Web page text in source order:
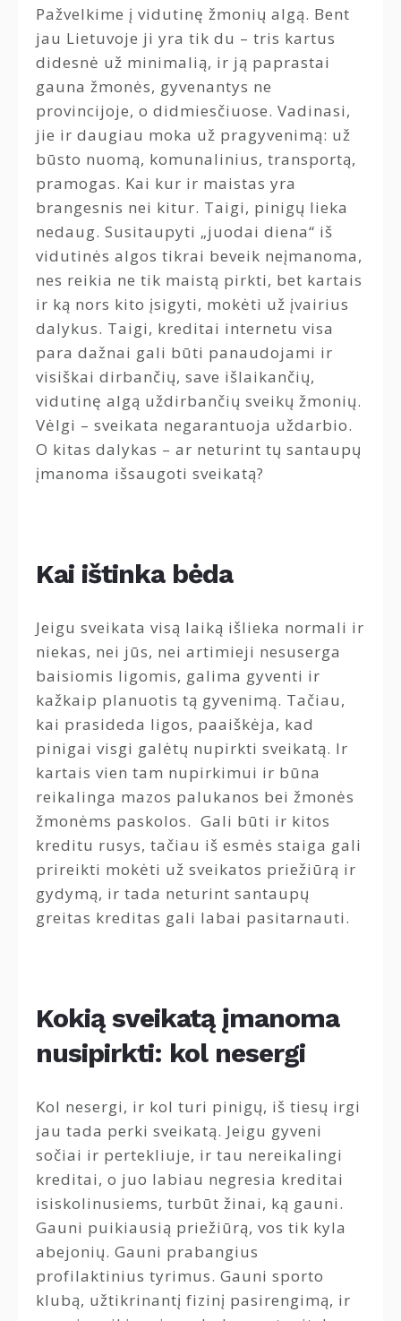
Pažvelkime į vidutinę žmonių algą. Bent
jau Lietuvoje ji yra tik du – tris kartus
didesnė už minimalią, ir ją paprastai
gauna žmonės, gyvenantys ne
provincijoje, o didmiesčiuose. Vadinasi,
jie ir daugiau moka už pragyvenimą: už
būsto nuomą, komunalinius, transportą,
pramogas. Kai kur ir maistas yra
brangesnis nei kitur. Taigi, pinigų lieka
nedaug. Susitaupyti „juodai diena“ iš
vidutinės algos tikrai beveik neįmanoma,
nes reikia ne tik maistą pirkti, bet kartais
ir ką nors kito įsigyti, mokėti už įvairius
dalykus. Taigi, kreditai internetu visa
para dažnai gali būti panaudojami ir
visiškai dirbančių, save išlaikančių,
vidutinę algą uždirbančių sveikų žmonių.
Vėlgi – sveikata negarantuoja uždarbio.
O kitas dalykas – ar neturint tų santaupų
įmanoma išsaugoti sveikatą?
Kai ištinka bėda
Jeigu sveikata visą laiką išlieka normali ir
niekas, nei jūs, nei artimieji nesuserga
baisiomis ligomis, galima gyventi ir
kažkaip planuotis tą gyvenimą. Tačiau,
kai prasideda ligos, paaiškėja, kad
pinigai visgi galėtų nupirkti sveikatą. Ir
kartais vien tam nupirkimui ir būna
reikalinga mazos palukanos bei žmonės
žmonėms paskolos. Gali būti ir kitos
kreditu rusys, tačiau iš esmės staiga gali
prireikti mokėti už sveikatos priežiūrą ir
gydymą, ir tada neturint santaupų
greitas kreditas gali labai pasitarnauti.
Kokią sveikatą įmanoma
nusipirkti: kol nesergi
Kol nesergi, ir kol turi pinigų, iš tiesų irgi
jau tada perki sveikatą. Jeigu gyveni
sočiai ir pertekliuje, ir tau nereikalingi
kreditai, o juo labiau negresia kreditai
isiskolinusiems, turbūt žinai, ką gauni.
Gauni puikiausią priežiūrą, vos tik kyla
abejonių. Gauni prabangius
profilaktinius tyrimus. Gauni sporto
klubą, užtikrinantį fizinį pasirengimą, ir